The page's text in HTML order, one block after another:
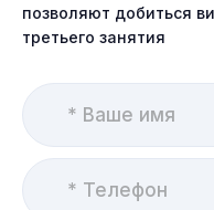
позволяют добиться
третьего занятия